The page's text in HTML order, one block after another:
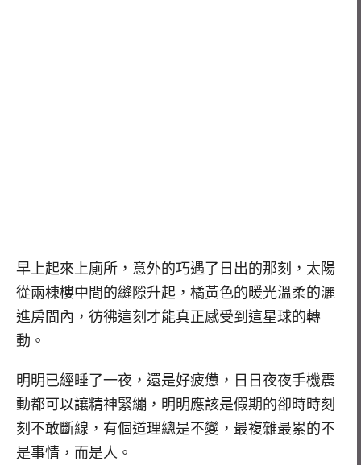
早上起來上廁所，意外的巧遇了日出的那刻，太陽
從兩棟樓中間的縫隙升起，橘黃色的暖光溫柔的灑
進房間內，彷彿這刻才能真正感受到這星球的轉
動。
明明已經睡了一夜，還是好疲憊，日日夜夜手機震
動都可以讓精神緊繃，明明應該是假期的卻時時刻
刻不敢斷線，有個道理總是不變，最複雜最累的不
是事情，而是人。